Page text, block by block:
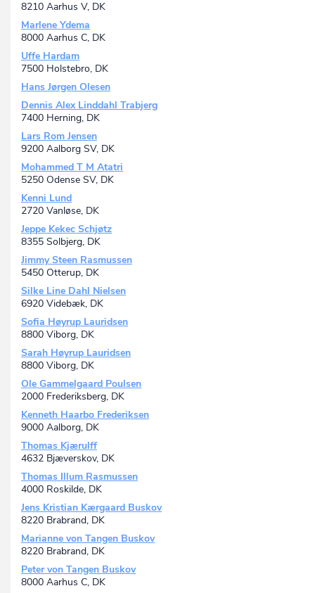
8210 Aarhus V, DK
Marlene Ydema
8000 Aarhus C, DK
Uffe Hardam
7500 Holstebro, DK
Hans Jørgen Olesen
Dennis Alex Linddahl Trabjerg
7400 Herning, DK
Lars Rom Jensen
9200 Aalborg SV, DK
Mohammed T M Atatri
5250 Odense SV, DK
Kenni Lund
2720 Vanløse, DK
Jeppe Kekec Schjøtz
8355 Solbjerg, DK
Jimmy Steen Rasmussen
5450 Otterup, DK
Silke Line Dahl Nielsen
6920 Videbæk, DK
Sofia Høyrup Lauridsen
8800 Viborg, DK
Sarah Høyrup Lauridsen
8800 Viborg, DK
Ole Gammelgaard Poulsen
2000 Frederiksberg, DK
Kenneth Haarbo Frederiksen
9000 Aalborg, DK
Thomas Kjærulff
4632 Bjæverskov, DK
Thomas Illum Rasmussen
4000 Roskilde, DK
Jens Kristian Kærgaard Buskov
8220 Brabrand, DK
Marianne von Tangen Buskov
8220 Brabrand, DK
Peter von Tangen Buskov
8000 Aarhus C, DK